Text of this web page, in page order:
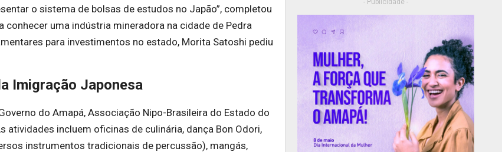
o sistema de bolsas de estudos no Japão”, completou
uma indústria mineradora na cidade de Pedra
para investimentos no estado, Morita Satoshi pediu
Imigração Japonesa
do Amapá, Associação Nipo-Brasileira do Estado do
atividades incluem oficinas de culinária, dança Bon Odori,
instrumentos tradicionais de percussão), mangás,